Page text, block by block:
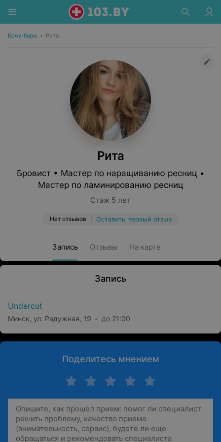
Броу-бары • Рита
Рита
Бровист • Мастер по наращиванию ресниц •
Мастер по ламинированию ресниц
Стаж 5 лет
Нет отзывов Оставить первый отзыв
Запись Отзывы На карте
Запись
Undercut
Минск, ул. Радужная, 19 до 21:00
Поделитесь мнением